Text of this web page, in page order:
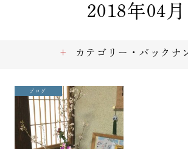
2018年04月
ブログ
カテゴリー・バックナ